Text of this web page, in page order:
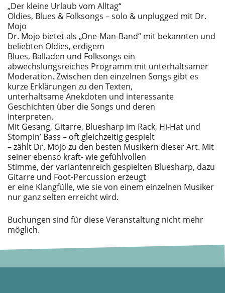
„Der kleine Urlaub vom Alltag“
Oldies, Blues & Folksongs – solo & unplugged mit Dr.
Mojo
Dr. Mojo bietet als „One-Man-Band“ mit bekannten und
beliebten Oldies, erdigem
Blues, Balladen und Folksongs ein
abwechslungsreiches Programm mit unterhaltsamer
Moderation. Zwischen den einzelnen Songs gibt es
kurze Erklärungen zu den Texten,
unterhaltsame Anekdoten und interessante
Geschichten über die Songs und deren
Interpreten.
Mit Gesang, Gitarre, Bluesharp im Rack, Hi-Hat und
Stompin’ Bass – oft gleichzeitig gespielt
– zählt Dr. Mojo zu den besten Musikern dieser Art. Mit
seiner ebenso kraft- wie gefühlvollen
Stimme, der variantenreich gespielten Bluesharp, dazu
Gitarre und Foot-Percussion erzeugt
er eine Klangfülle, wie sie von einem einzelnen Musiker
nur ganz selten erreicht wird.
Buchungen sind für diese Veranstaltung nicht mehr
möglich.